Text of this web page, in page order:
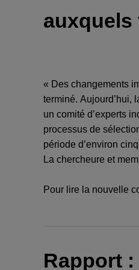
auxquels
« Des changements
terminé. Aujourd’hui,
un comité d’experts
processus de
période d’environ
La chercheure et
Pour lire la nouvelle
Rapport